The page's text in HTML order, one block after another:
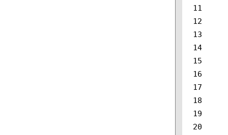
11
12
13
14
15
16
17
18
19
20